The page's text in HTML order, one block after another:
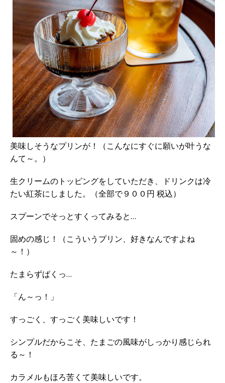
美味しそうなプリンが！（こんなにすぐに願いが叶うな
んて～。）
生クリームのトッピングをしていただき、ドリンクは冷
たい紅茶にしました。（全部で９００円 税込）
スプーンでそっとすくってみると…
固めの感じ！（こういうプリン、好きなんですよね
～！）
たまらずぱくっ…
「ん～っ！」
すっごく、すっごく美味しいです！
シンプルだからこそ、たまごの風味がしっかり感じられ
る～！
カラメルもほろ苦くて美味しいです。